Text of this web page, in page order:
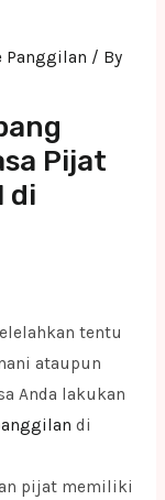
Panggilan / By
Pijat
di
tentu
ataupun
Anda lakukan
di
pijat memiliki